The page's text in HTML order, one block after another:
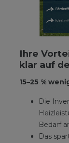
Ihre
klar auf
15–25 %
Die
Bedarf
Das